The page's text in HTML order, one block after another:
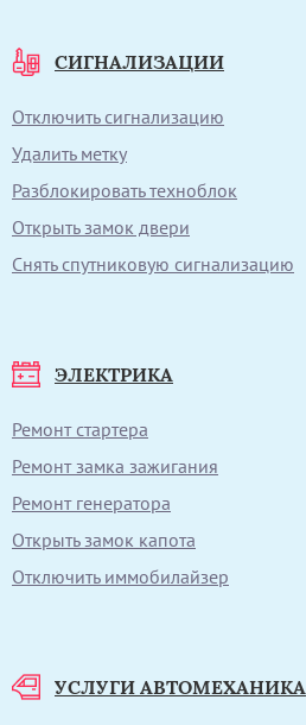
СИГНАЛИЗАЦИИ
Отключить сигнализацию
Удалить метку
Разблокировать техноблок
Открыть замок двери
Снять спутниковую сигнализацию
ЭЛЕКТРИКА
Ремонт стартера
Ремонт замка зажигания
Ремонт генератора
Открыть замок капота
Отключить иммобилайзер
УСЛУГИ АВТОМЕХАНИКА